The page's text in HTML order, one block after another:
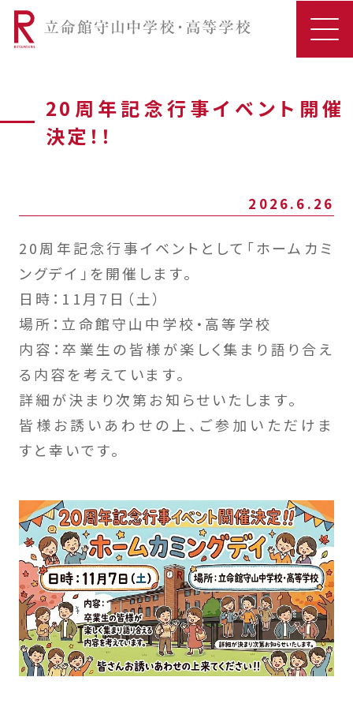
20周年記念行事イベント開催
決定！！
2026.6.26
20周年記念行事イベントとして「ホームカミ
ングデイ」を開催します。
日時：11月7日（土）
場所：立命館守山中学校・高等学校
内容：卒業生の皆様が楽しく集まり語り合え
る内容を考えています。
詳細が決まり次第お知らせいたします。
皆様お誘いあわせの上、ご参加いただけま
すと幸いです。